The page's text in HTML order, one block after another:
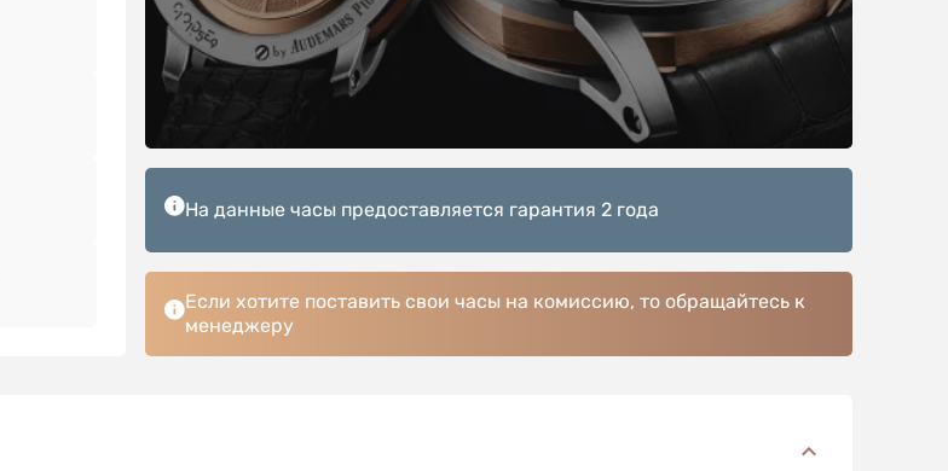
На данные часы предоставляется гарантия 2 года
Если хотите поставить свои часы на комиссию, то обращайтесь к
менеджеру